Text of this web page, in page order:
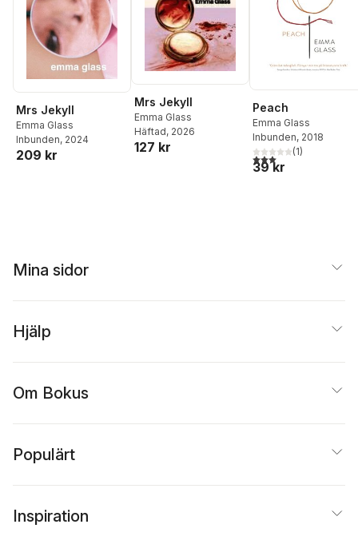
Mrs Jekyll
Emma Glass
Inbunden, 2024
209 kr
Mrs Jekyll
Emma Glass
Häftad, 2026
127 kr
Peach
Emma Glass
Inbunden, 2018
3,0utav 5 stjärnor.
(1)
39 kr
Mina sidor
Hjälp
Om Bokus
Populärt
Inspiration